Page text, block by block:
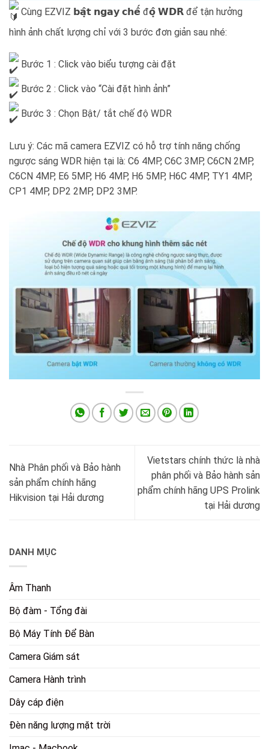
Cùng EZVIZ 𝗯𝗮̣̂𝘁 𝗻𝗴𝗮𝘆 𝗰𝗵𝗲̂́ đ𝗼̣̂ 𝗪𝗗𝗥 để tận hưởng
hình ảnh chất lượng chỉ với 3 bước đơn giản sau nhé:
Bước 1 : Click vào biểu tượng cài đặt
Bước 2 : Click vào “Cài đặt hình ảnh”
Bước 3 : Chọn Bật/ tắt chế độ WDR
Lưu ý: Các mã camera EZVIZ có hỗ trợ tính năng chống
ngược sáng WDR hiện tại là: C6 4MP, C6C 3MP, C6CN 2MP,
C6CN 4MP, E6 5MP, H6 4MP, H6 5MP, H6C 4MP, TY1 4MP,
CP1 4MP, DP2 2MP, DP2 3MP.
Nhà Phân phối và Bảo hành
sản phẩm chính hãng
Hikvision tại Hải dương
Vietstars chính thức là nhà
phân phối và Bảo hành sản
phẩm chính hãng UPS Prolink
tại Hải dương
DANH MỤC
Âm Thanh
Bộ đàm - Tổng đài
Bộ Máy Tính Để Bàn
Camera Giám sát
Camera Hành trình
Dây cáp điện
Đèn năng lượng mặt trời